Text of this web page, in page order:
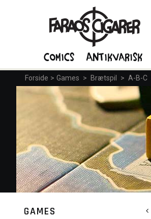
Forside > Games > Brætspil > A-B-C
GAMES
Comics Antikvarisk